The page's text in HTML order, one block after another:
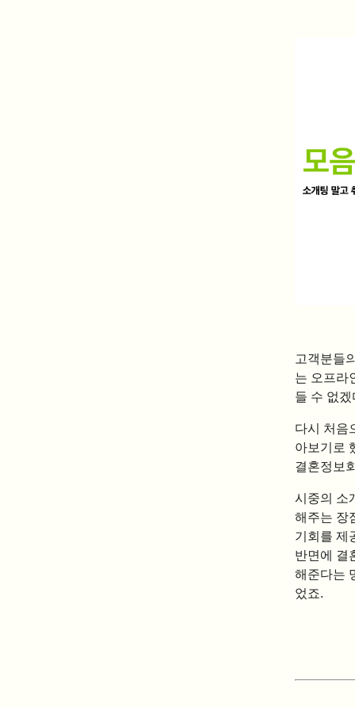
고객분들
는 오프라
들 수 없
다시 처음
아보기로
결혼정보
시중의 소
해주는 장
기회를 제
반면에 결
해준다는
었죠.